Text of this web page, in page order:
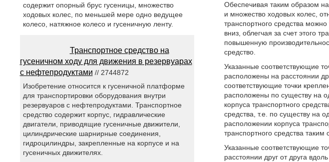
Обеспечивая таким образом
и множество ходовых колес,
транспортного средства
вниз, облегчая за счет этого
повышенную
средство.
Указанные соответствующие
расположены на расстоянии
соответствующие точки
расположены по существу на
корпуса транспортного
средства, т.е. по существу на
расположении корпуса
транспортного средства
Указанные соответствующие
расстоянии друг от друга
содержит опорный брус гусеницы, множество
ходовых колес, по меньшей мере одно ведущее
колесо, натяжное колесо и гусеничную ленту.
Транспортное средство на
гусеничном ходу для движения в резервуарах
с нефтепродуктами // 2744872
Изобретение относится к гусеничной платформе
для транспортировки оборудования внутри
резервуаров с нефтепродуктами. Транспортное
средство содержит корпус, гидравлические
двигатели, приводящие гусеничные движители,
цилиндрические шарнирные соединения,
гидроцилиндры, закрепленные на корпусе и на
гусеничных движителях.